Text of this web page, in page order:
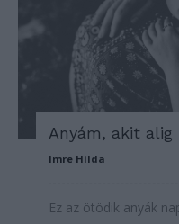
Anyám, akit
Imre Hilda
Ez az ötödik anyák